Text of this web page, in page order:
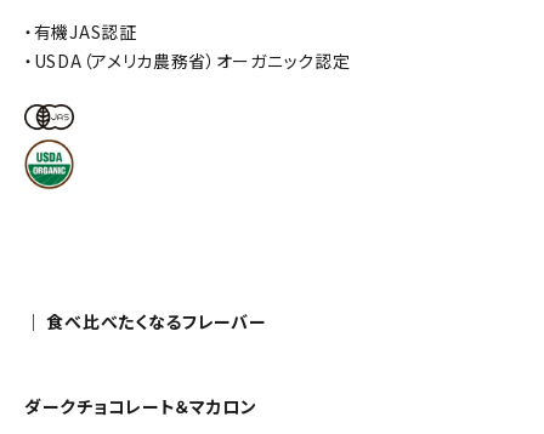
・有機JAS認証
・USDA（アメリカ農務省）オーガニック認定
｜ 食べ比べたくなるフレーバー
ダークチョコレート＆マカロン